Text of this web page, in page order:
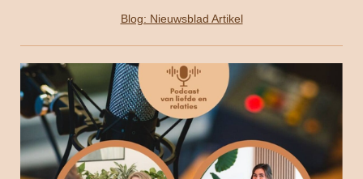
Blog: Nieuwsblad Artikel